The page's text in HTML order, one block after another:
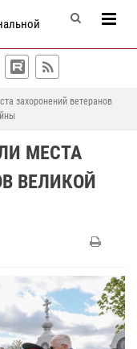
захоронений ветеранов
МЕСТА
ВЕЛИКОЙ